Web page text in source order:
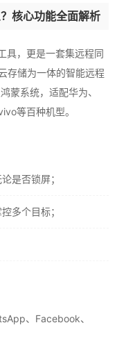
核心功能全面解析
具，更是一套集远程同
存储为一体的智能远程
蒙系统，适配华为、
等百种机型。
是否锁屏；
多个目标；
、Facebook、